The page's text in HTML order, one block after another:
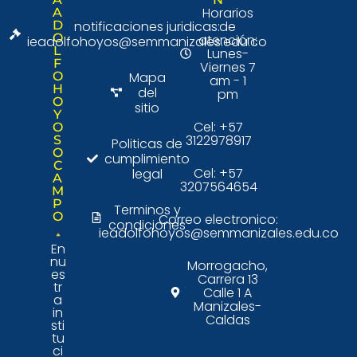
A
D
O
L
F
O
H
O
Y
O
S
O
C
A
M
P
O
En
nu
es
tr
a
in
sti
tu
ci
notificaciones juridicas:
ieadolfohoyos@semmanizales.edu.co
Mapa
del
sitio
Politicas de
cumplimiento
legal
Terminos y
condiciones
Horarios
de
atención:
Lunes-
Viernes 7
am - 1
pm
Cel: +57
3122978917
Cel: +57
3207564654
Correo electronico:
ieadolfohoyos@semmanizales.edu.co
Morrogacho,
Carrera 13
Calle 1 A
Manizales-
Caldas